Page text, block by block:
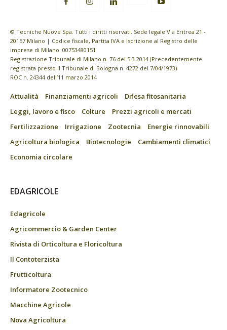
© Tecniche Nuove Spa. Tutti i diritti riservati. Sede legale Via Eritrea 21 -
20157 Milano | Codice fiscale, Partita IVA e Iscrizione al Registro delle
imprese di Milano: 00753480151
Registrazione Tribunale di Milano n. 76 del 5.3.2014 (Precedentemente
registrata presso il Tribunale di Bologna n. 4272 del 7/04/1973)
ROC n. 24344 dell’11 marzo 2014
Attualità Finanziamenti agricoli
Difesa fitosanitaria
Leggi, lavoro e fisco
Colture
Prezzi agricoli e mercati
Fertilizzazione
Irrigazione Zootecnia
Energie rinnovabili
Agricoltura biologica
Biotecnologie
Cambiamenti climatici
Economia circolare
EDAGRICOLE
Edagricole
Agricommercio & Garden Center
Rivista di Orticoltura e Floricoltura
Il Contoterzista
Frutticoltura
Informatore Zootecnico
Macchine Agricole
Nova Agricoltura